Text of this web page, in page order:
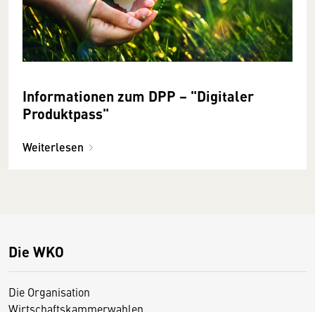
Informationen zum DPP – "Digitaler
Produktpass"
Weiterlesen
Die WKO
Die Organisation
Wirtschaftskammerwahlen